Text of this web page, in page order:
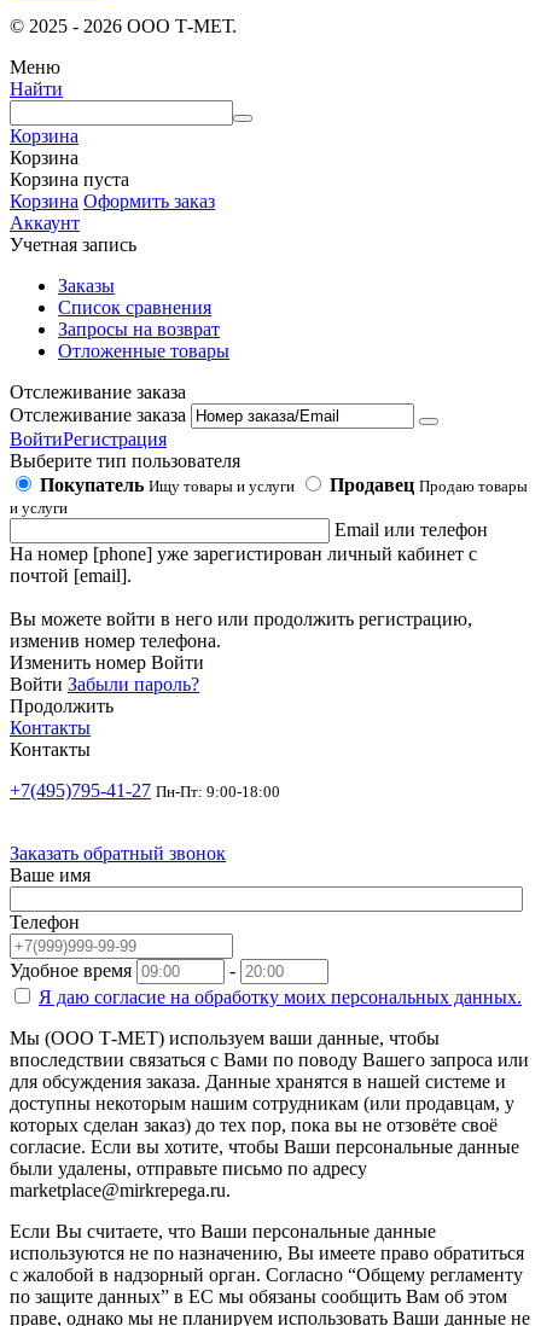
© 2025 - 2026 ООО Т-МЕТ.
Меню
Найти
Корзина
Корзина
Корзина пуста
Корзина Оформить заказ
Аккаунт
Учетная запись
Заказы
Список сравнения
Запросы на возврат
Отложенные товары
Отслеживание заказа
Отслеживание заказа
ВойтиРегистрация
Выберите тип пользователя
Покупатель Ищу товары и услуги Продавец Продаю товары
и услуги
Email или телефон
На номер [phone] уже зарегистирован личный кабинет с
почтой [email].
Вы можете войти в него или продолжить регистрацию,
изменив номер телефона.
Изменить номер Войти
Войти Забыли пароль?
Продолжить
Контакты
Контакты
+7(495)795-41-27 Пн-Пт: 9:00-18:00
Заказать обратный звонок
Ваше имя
Телефон
Удобное время
-
Я даю согласие на обработку моих персональных данных.
Мы (ООО Т-МЕТ) используем ваши данные, чтобы
впоследствии связаться с Вами по поводу Вашего запроса или
для обсуждения заказа. Данные хранятся в нашей системе и
доступны некоторым нашим сотрудникам (или продавцам, у
которых сделан заказ) до тех пор, пока вы не отзовёте своё
согласие. Если вы хотите, чтобы Ваши персональные данные
были удалены, отправьте письмо по адресу
marketplace@mirkrepega.ru.
Если Вы считаете, что Ваши персональные данные
используются не по назначению, Вы имеете право обратиться
с жалобой в надзорный орган. Согласно “Общему регламенту
по защите данных” в ЕС мы обязаны сообщить Вам об этом
праве, однако мы не планируем использовать Ваши данные не